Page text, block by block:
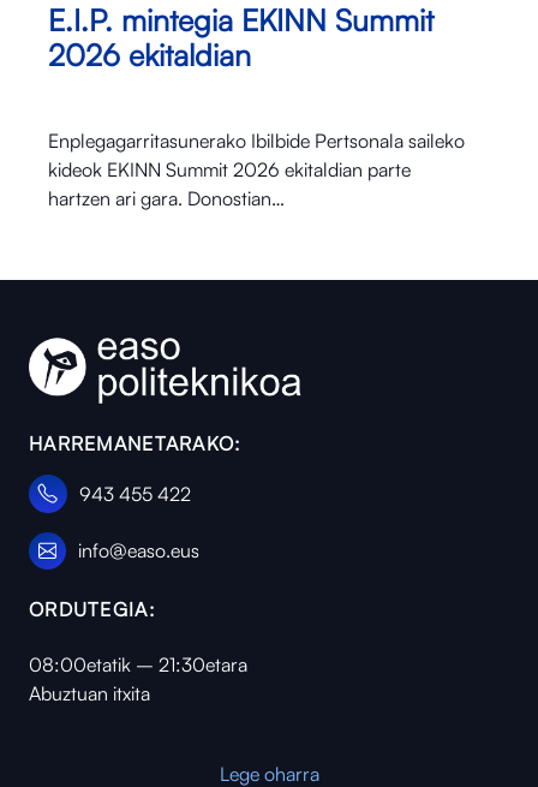
E.I.P. mintegia EKINN Summit
2026 ekitaldian
Enplegagarritasunerako Ibilbide Pertsonala saileko
kideok EKINN Summit 2026 ekitaldian parte
hartzen ari gara. Donostian…
HARREMANETARAKO:
943 455 422
info@easo.eus
ORDUTEGIA:
08:00etatik – 21:30etara
Abuztuan itxita
Lege oharra